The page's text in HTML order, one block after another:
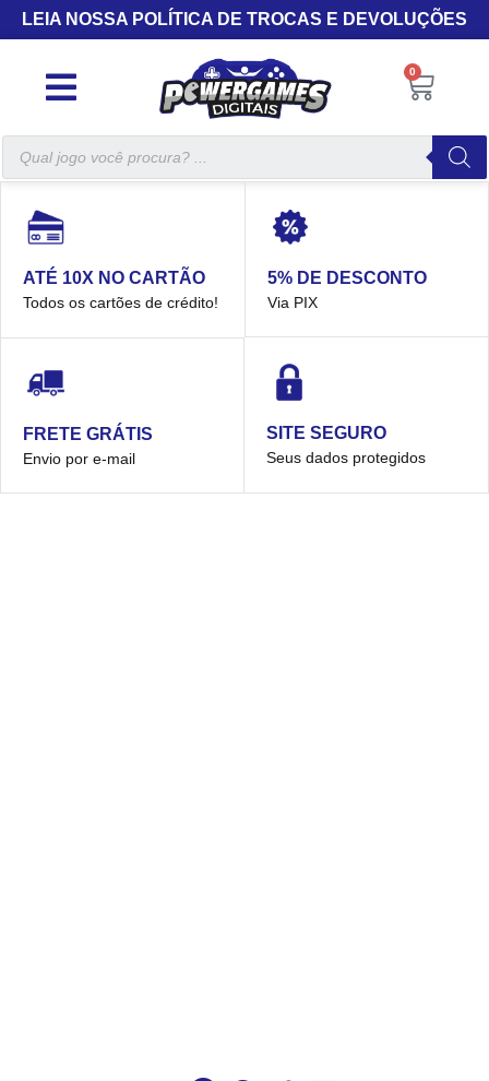
LEIA NOSSA POLÍTICA DE TROCAS E DEVOLUÇÕES
0
ATÉ 10X NO CARTÃO
Todos os cartões de crédito!
5% DE DESCONTO
Via PIX
FRETE GRÁTIS
Envio por e-mail
SITE SEGURO
Seus dados protegidos